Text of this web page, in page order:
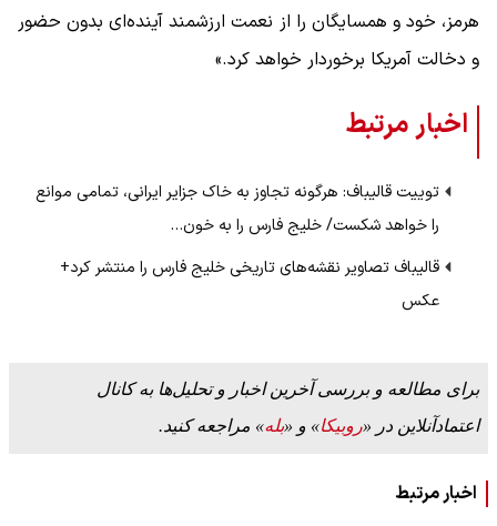
هرمز، خود و همسایگان را از نعمت ارزشمند آینده‌ای بدون حضور
و دخالت آمریکا برخوردار خواهد کرد.»
اخبار مرتبط
توییت قالیباف: هرگونه تجاوز به خاک جزایر ایرانی، تمامی موانع
را خواهد شکست/ خلیج فارس را به خون…
قالیباف تصاویر نقشه‌های تاریخی خلیج فارس را منتشر کرد+
عکس
برای مطالعه و بررسی آخرین اخبار و تحلیل‌ها به کانال
اعتمادآنلاین در «روبیکا» و «بله» مراجعه کنید.
اخبار مرتبط